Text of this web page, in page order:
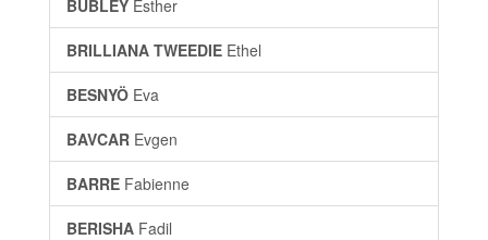
BUBLEY Esther
BRILLIANA TWEEDIE Ethel
BESNYÖ Eva
BAVCAR Evgen
BARRE Fabienne
BERISHA Fadil